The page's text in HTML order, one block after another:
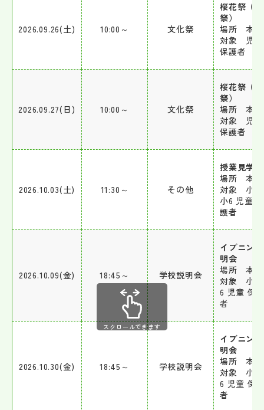
2026.09.26(土) 10:00～ 文化祭
桜花祭（
祭）
場所 本校
対象 児童
保護者
2026.09.27(日) 10:00～ 文化祭
桜花祭（
祭）
場所 本校
対象 児童
保護者
2026.10.03(土) 11:30～ その他
授業見学日
場所 本校
対象 小4
小6 児童
護者
2026.10.09(金) 18:45～ 学校説明会
イブニン
明会
場所 本校
対象 小
6 児童 保
者
2026.10.30(金) 18:45～ 学校説明会
イブニン
明会
場所 本校
対象 小
6 児童 保
者
スクロールできます